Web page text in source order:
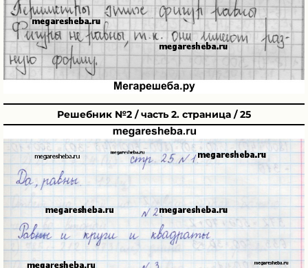
Решебник №2 / часть 2. страница / 25